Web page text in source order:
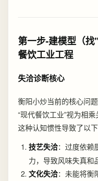
第一步-建模型（
餐饮工业工程
失洽诊断核心
衡阳小炒当前的核心问
“现代餐饮工业”视为相
这种认知惯性导致了以下
技艺失洽：过度依赖
力，导致风味失真和
文化失洽：未能将衡